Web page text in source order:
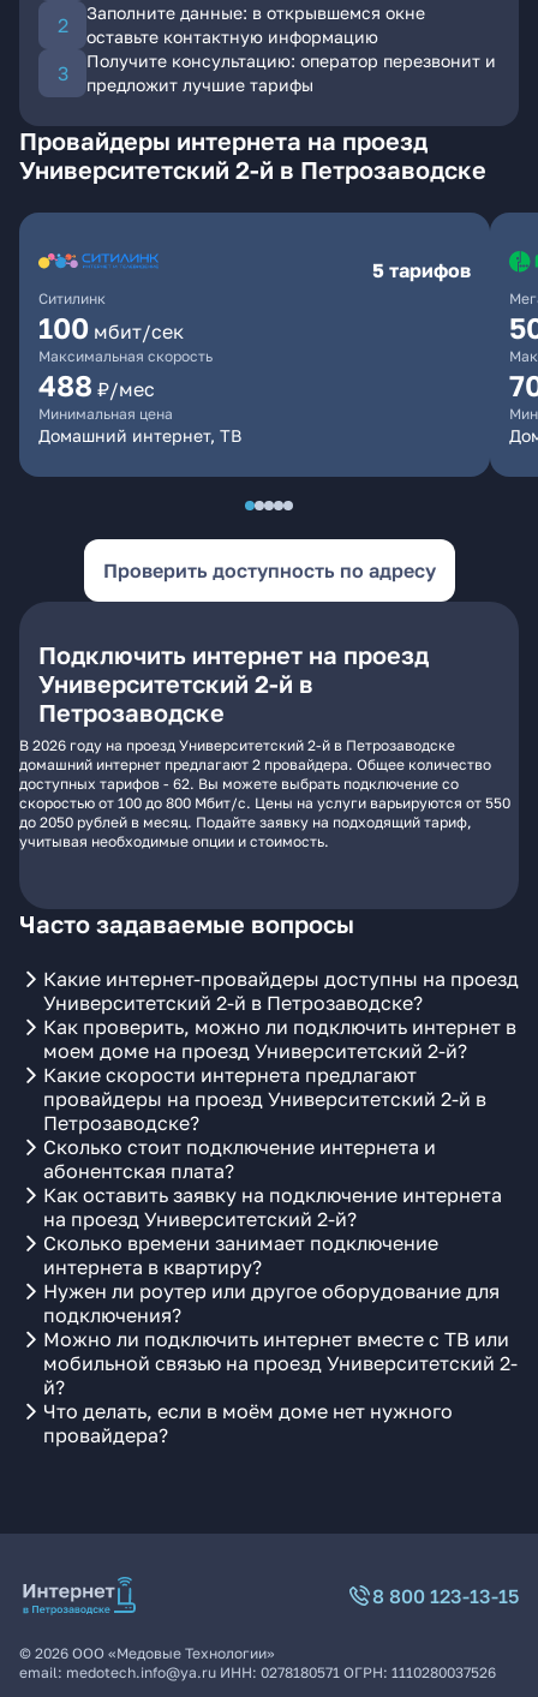
Заполните данные: в открывшемся окне
оставьте контактную информацию
Получите консультацию: оператор перезвонит и
предложит лучшие тарифы
Провайдеры интернета на проезд
Университетский 2-й в Петрозаводске
Ситилинк
5 тарифов
100 мбит/сек
Максимальная скорость
488 ₽/мес
Минимальная цена
Домашний интернет, ТВ
Проверить доступность по адресу
Подключить интернет на проезд
Университетский 2-й в
Петрозаводске
В 2026 году на проезд Университетский 2-й в Петрозаводске
домашний интернет предлагают 2 провайдера. Общее количество
доступных тарифов - 62. Вы можете выбрать подключение со
скоростью от 100 до 800 Мбит/с. Цены на услуги варьируются от 550
до 2050 рублей в месяц. Подайте заявку на подходящий тариф,
учитывая необходимые опции и стоимость.
Часто задаваемые вопросы
Какие интернет-провайдеры доступны на проезд
Университетский 2-й в Петрозаводске?
Как проверить, можно ли подключить интернет в
моем доме на проезд Университетский 2-й?
Какие скорости интернета предлагают
провайдеры на проезд Университетский 2-й в
Петрозаводске?
Сколько стоит подключение интернета и
абонентская плата?
Как оставить заявку на подключение интернета
на проезд Университетский 2-й?
Сколько времени занимает подключение
интернета в квартиру?
Нужен ли роутер или другое оборудование для
подключения?
Можно ли подключить интернет вместе с ТВ или
мобильной связью на проезд Университетский 2-
й?
Что делать, если в моём доме нет нужного
провайдера?
8 800 123-13-15
© 2026 ООО «Медовые Технологии»
email: medotech.info@ya.ru ИНН: 0278180571 ОГРН: 1110280037526